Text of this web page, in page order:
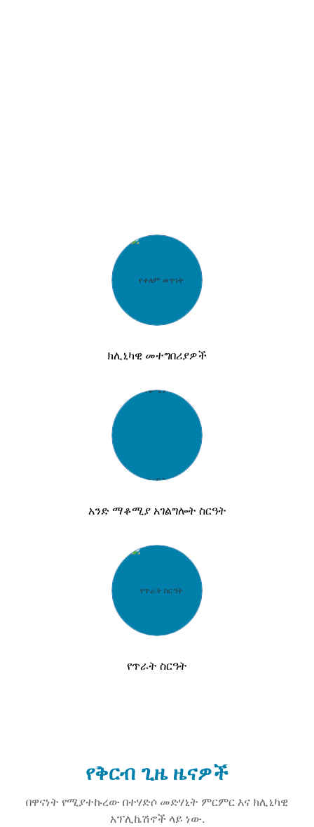
ክሊኒካዊ መተግበሪያዎች
አንድ ማቆሚያ አገልግሎት ስርዓት
የጥራት ስርዓት
የቅርብ ጊዜ ዜናዎች
በዋናነት የሚያተኩረው በተሃድሶ መድሃኒት ምርምር እና ክሊኒካዊ
አፕሊኬሽኖች ላይ ነው.